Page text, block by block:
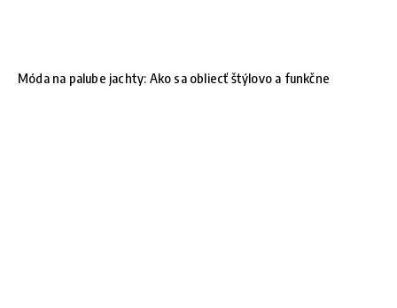
Móda na palube jachty: Ako sa obliecť štýlovo a funkčne